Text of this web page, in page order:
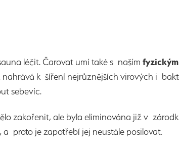
léčit. Čarovat umí také s naším
nahrává k šíření nejrůznějších virových i
sebevíc.
zakořenit, ale byla eliminována již v
proto je zapotřebí jej neustále posilovat.